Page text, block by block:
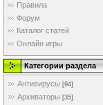
Правила
Форум
Каталог статей
Онлайн игры
Категории раздела
Антивирусы [94]
Архиваторы [35]